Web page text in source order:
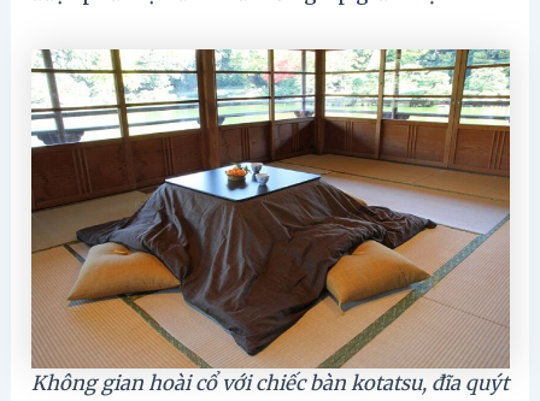
Không gian hoài cổ với chiếc bàn kotatsu, đĩa quýt